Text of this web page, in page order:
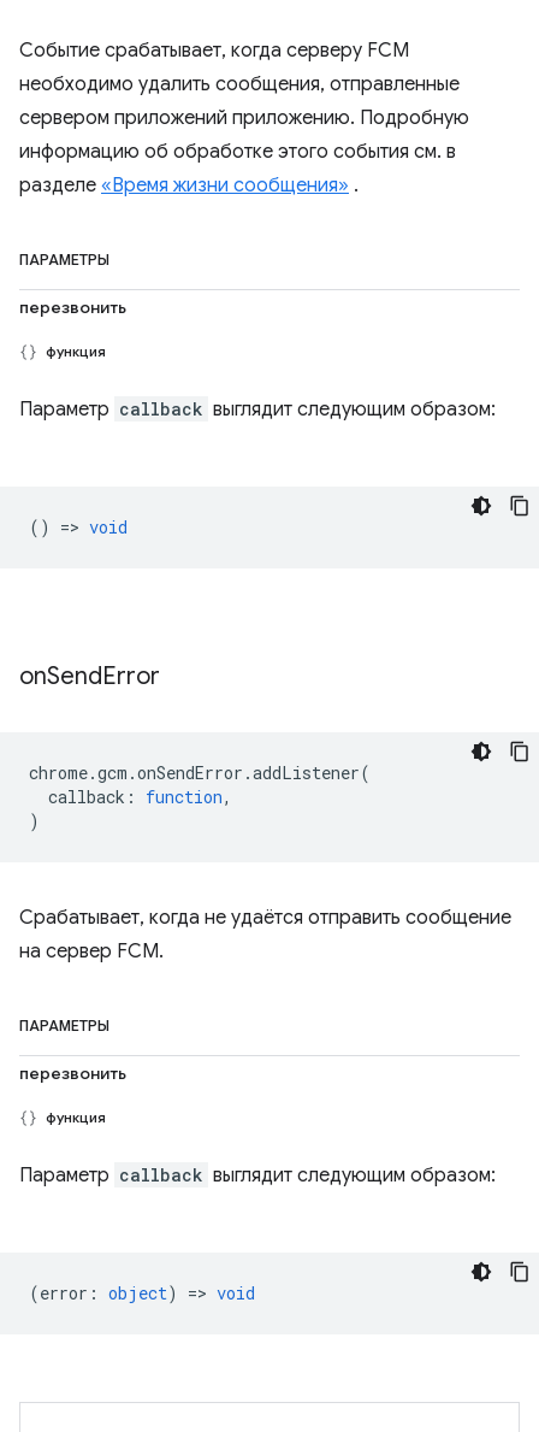
Событие срабатывает, когда серверу FCM
необходимо удалить сообщения, отправленные
сервером приложений приложению. Подробную
информацию об обработке этого события см. в
разделе «Время жизни сообщения» .
ПАРАМЕТРЫ
перезвонить
функция
Параметр callback выглядит следующим образом:
() => void
onSendError
chrome.gcm .onSendError .addListener(
callback : function,
)
Срабатывает, когда не удаётся отправить сообщение
на сервер FCM.
ПАРАМЕТРЫ
перезвонить
функция
Параметр callback выглядит следующим образом:
(error : object) => void